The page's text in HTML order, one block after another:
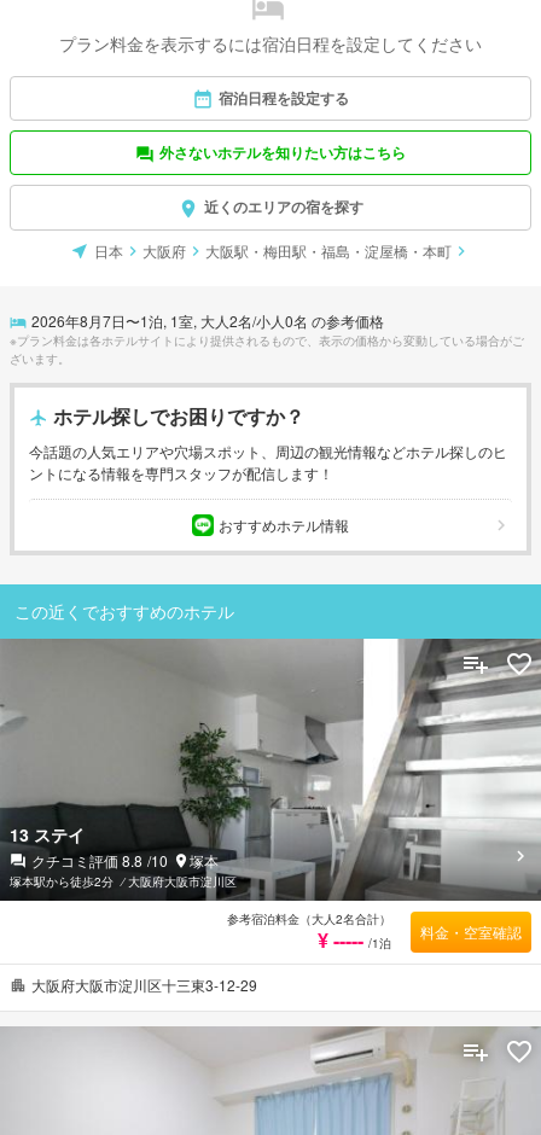
プラン料金を表示するには宿泊日程を設定してください
宿泊日程を設定する
外さないホテルを知りたい方はこちら
近くのエリアの宿を探す
日本 大阪府 大阪駅・梅田駅・福島・淀屋橋・本町
2026年8月7日〜1泊, 1室, 大人2名/小人0名 の参考価格
※プラン料金は各ホテルサイトにより提供されるもので、表示の価格から変動している場合がご
ざいます。
ホテル探しでお困りですか？
今話題の人気エリアや穴場スポット、周辺の観光情報などホテル探しのヒ
ントになる情報を専門スタッフが配信します！
おすすめホテル情報
この近くでおすすめのホテル
大阪府大阪市淀川区十三東3-12-29
13 ステイ
クチコミ評価8.8 /10 塚本
塚本駅から徒歩2分 ⁄大阪府大阪市淀川区
参考宿泊料金（大人2名合計）
¥ ----- /1泊
料金・空室確認